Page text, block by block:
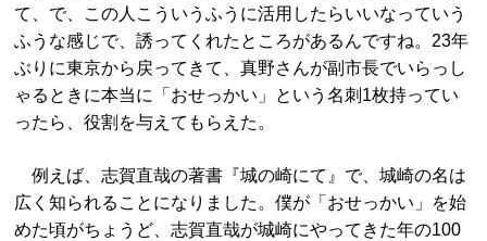
て、で、この人こういうふうに活用したらいいなっていう
ふうな感じで、誘ってくれたところがあるんですね。23年
ぶりに東京から戻ってきて、真野さんが副市長でいらっし
ゃるときに本当に「おせっかい」という名刺1枚持ってい
ったら、役割を与えてもらえた。
例えば、志賀直哉の著書『城の崎にて』で、城崎の名は
広く知られることになりました。僕が「おせっかい」を始
めた頃がちょうど、志賀直哉が城崎にやってきた年の100